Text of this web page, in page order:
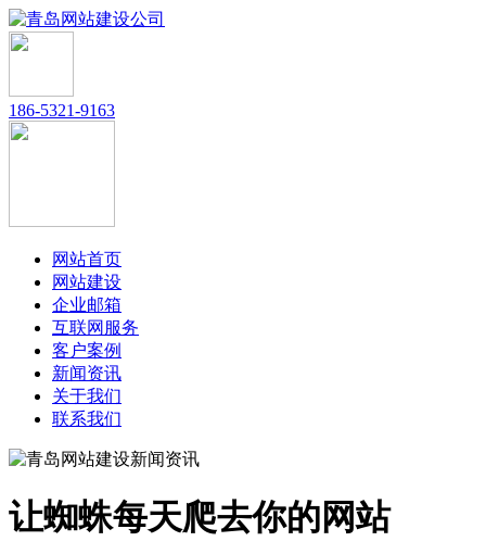
186-5321-9163
网站首页
网站建设
企业邮箱
互联网服务
客户案例
新闻资讯
关于我们
联系我们
让蜘蛛每天爬去你的网站